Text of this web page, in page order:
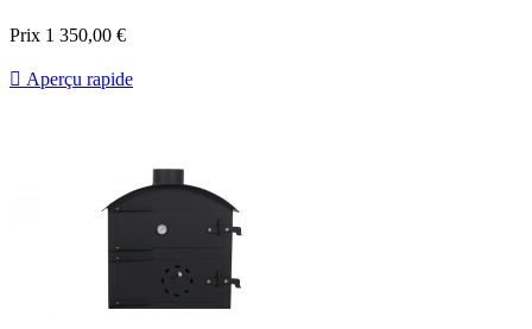
Prix 1 350,00 €
 Aperçu rapide